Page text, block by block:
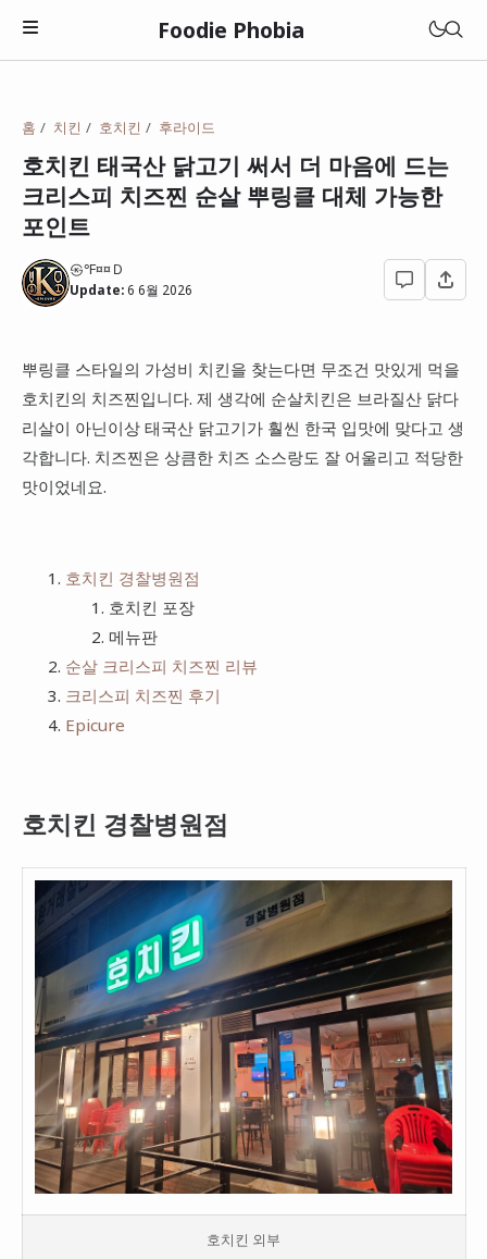
Foodie Phobia
성집(갓성비)
상집(특이함)
관악구
광진구
동작구
영등포구
종로구
성남시
광주광역시
대전광역시
전라남도
고깃집
라면
중국집
햄버거
맘스터치
버거킹
맥도날드
일본
홈 치킨 호치킨 후라이드
호치킨 태국산 닭고기 써서 더 마음에 드는
크리스피 치즈찐 순살 뿌링클 대체 가능한
포인트
㉿℉¤¤Ｄ
Update: 6 6월 2026
뿌링클 스타일의 가성비 치킨을 찾는다면 무조건 맛있게 먹을
호치킨의 치즈찐입니다. 제 생각에 순살치킨은 브라질산 닭다
리살이 아닌이상 태국산 닭고기가 훨씬 한국 입맛에 맞다고 생
각합니다. 치즈찐은 상큼한 치즈 소스랑도 잘 어울리고 적당한
맛이었네요.
호치킨 경찰병원점
호치킨 포장
메뉴판
순살 크리스피 치즈찐 리뷰
크리스피 치즈찐 후기
Epicure
호치킨 경찰병원점
호치킨 외부